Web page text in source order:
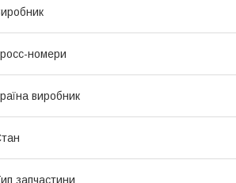
номери
виробник
запчастини